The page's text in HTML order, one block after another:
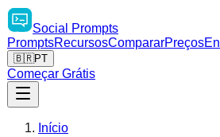
Social
Prompts
PromptsRecursosCompararPreços
🇧🇷PT
Começar Grátis
Início